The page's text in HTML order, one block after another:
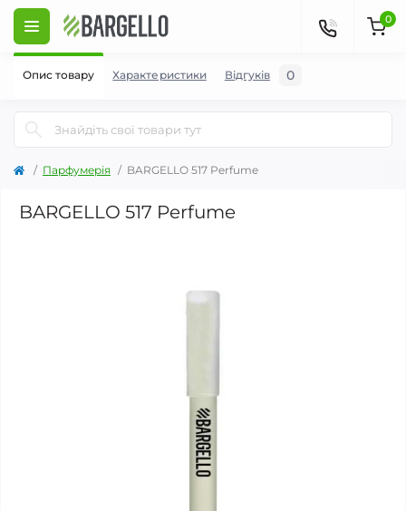
0
Парфумерія BARGELLO 517 Perfume
BARGELLO 517 Perfume
Опис товару Характеристики Відгуків 0